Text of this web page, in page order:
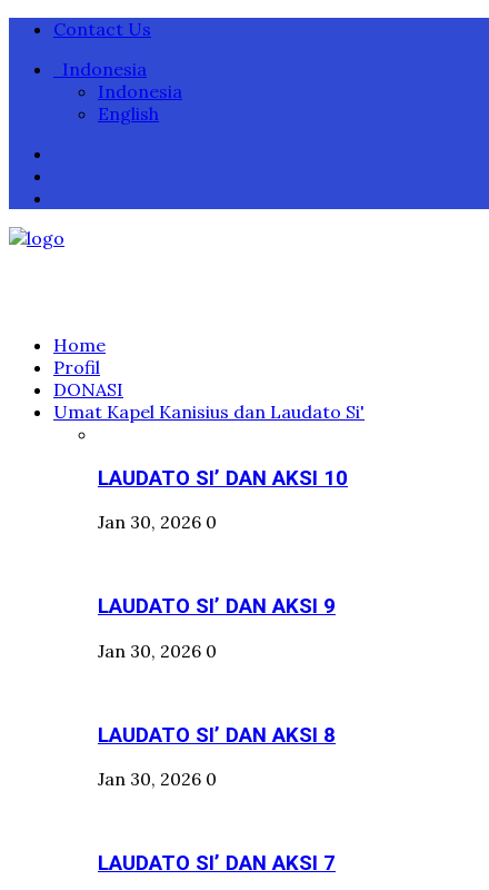
Contact Us
Indonesia
Indonesia
English
Home
Profil
DONASI
Umat Kapel Kanisius dan Laudato Si'
LAUDATO SI’ DAN AKSI 10
Jan 30, 2026 0
LAUDATO SI’ DAN AKSI 9
Jan 30, 2026 0
LAUDATO SI’ DAN AKSI 8
Jan 30, 2026 0
LAUDATO SI’ DAN AKSI 7